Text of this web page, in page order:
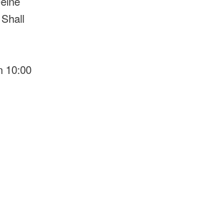
10:00